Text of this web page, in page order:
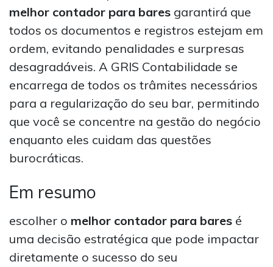
melhor contador para bares garantirá que
todos os documentos e registros estejam em
ordem, evitando penalidades e surpresas
desagradáveis. A GRIS Contabilidade se
encarrega de todos os trâmites necessários
para a regularização do seu bar, permitindo
que você se concentre na gestão do negócio
enquanto eles cuidam das questões
burocráticas.
Em resumo
escolher o melhor contador para bares é
uma decisão estratégica que pode impactar
diretamente o sucesso do seu